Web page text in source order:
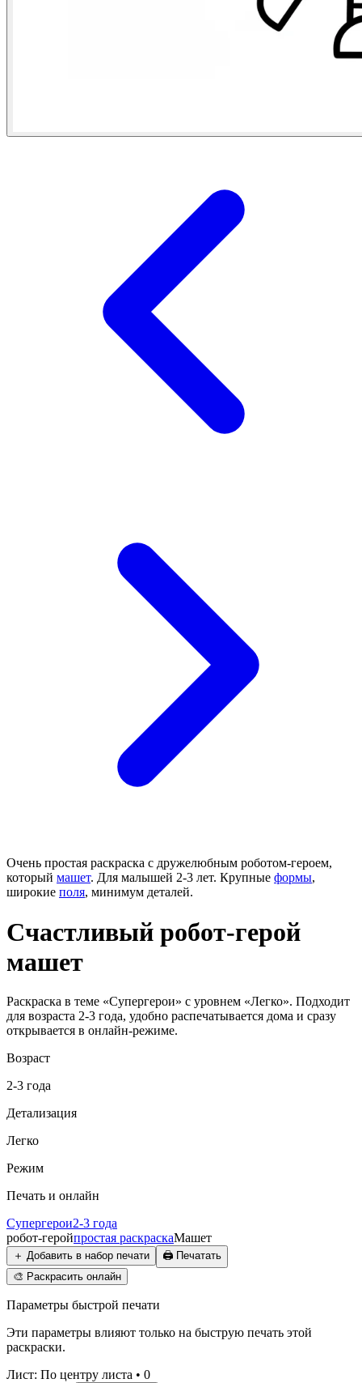
Очень простая раскраска с дружелюбным роботом-героем,
который машет. Для малышей 2-3 лет. Крупные формы,
широкие поля, минимум деталей.
Счастливый робот-герой
машет
Раскраска в теме «Супергерои» с уровнем «Легко». Подходит
для возраста 2-3 года, удобно распечатывается дома и сразу
открывается в онлайн-режиме.
Возраст
2-3 года
Детализация
Легко
Режим
Печать и онлайн
Супергерои2-3 года
робот-геройпростая раскраскаМашет
＋ Добавить в набор печати 🖨️ Печатать
🎨 Раскрасить онлайн
Параметры быстрой печати
Эти параметры влияют только на быструю печать этой
раскраски.
Лист: По центру листа • 0